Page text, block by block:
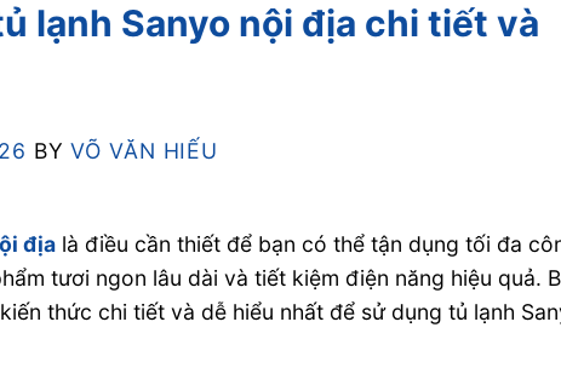
lạnh Sanyo nội địa chi tiết và
BYVÕ VĂN HIẾU
địa là điều cần thiết để bạn có thể tận dụng tối đa
tươi ngon lâu dài và tiết kiệm điện năng hiệu quả.
thức chi tiết và dễ hiểu nhất để sử dụng tủ lạnh